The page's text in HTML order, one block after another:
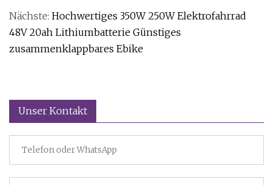
Nächste: Hochwertiges 350W 250W Elektrofahrrad
48V 20ah Lithiumbatterie Günstiges
zusammenklappbares Ebike
Unser Kontakt